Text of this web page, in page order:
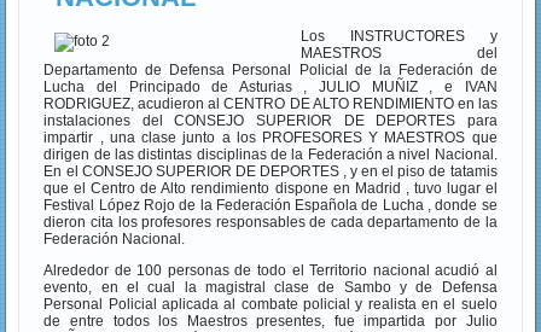
Los INSTRUCTORES y
MAESTROS del
Departamento de Defensa Personal Policial de la Federación de
Lucha del Principado de Asturias , JULIO MUÑIZ , e IVAN
RODRIGUEZ, acudieron al CENTRO DE ALTO RENDIMIENTO en las
instalaciones del CONSEJO SUPERIOR DE DEPORTES para
impartir , una clase junto a los PROFESORES Y MAESTROS que
dirigen de las distintas disciplinas de la Federación a nivel Nacional.
En el CONSEJO SUPERIOR DE DEPORTES , y en el piso de tatamis
que el Centro de Alto rendimiento dispone en Madrid , tuvo lugar el
Festival López Rojo de la Federación Española de Lucha , donde se
dieron cita los profesores responsables de cada departamento de la
Federación Nacional.
Alrededor de 100 personas de todo el Territorio nacional acudió al
evento, en el cual la magistral clase de Sambo y de Defensa
Personal Policial aplicada al combate policial y realista en el suelo
de entre todos los Maestros presentes, fue impartida por Julio